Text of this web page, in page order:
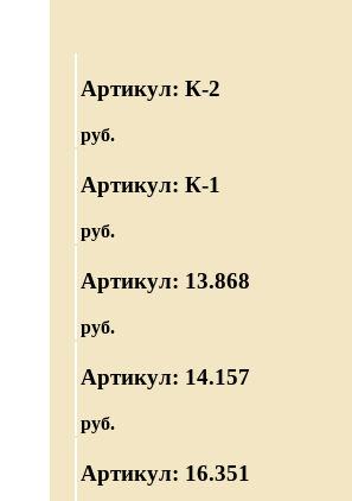
Артикул: К-2
руб.
Артикул: К-1
руб.
Артикул: 13.868
руб.
Артикул: 14.157
руб.
Артикул: 16.351